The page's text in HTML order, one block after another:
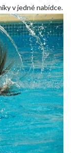
v jedné nabídce.